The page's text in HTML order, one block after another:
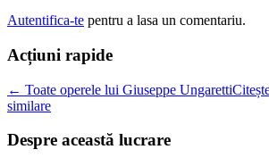
Autentifica-te pentru a lasa un comentariu.
Acțiuni rapide
← Toate operele lui Giuseppe Ungaretti
similare
Despre această lucrare